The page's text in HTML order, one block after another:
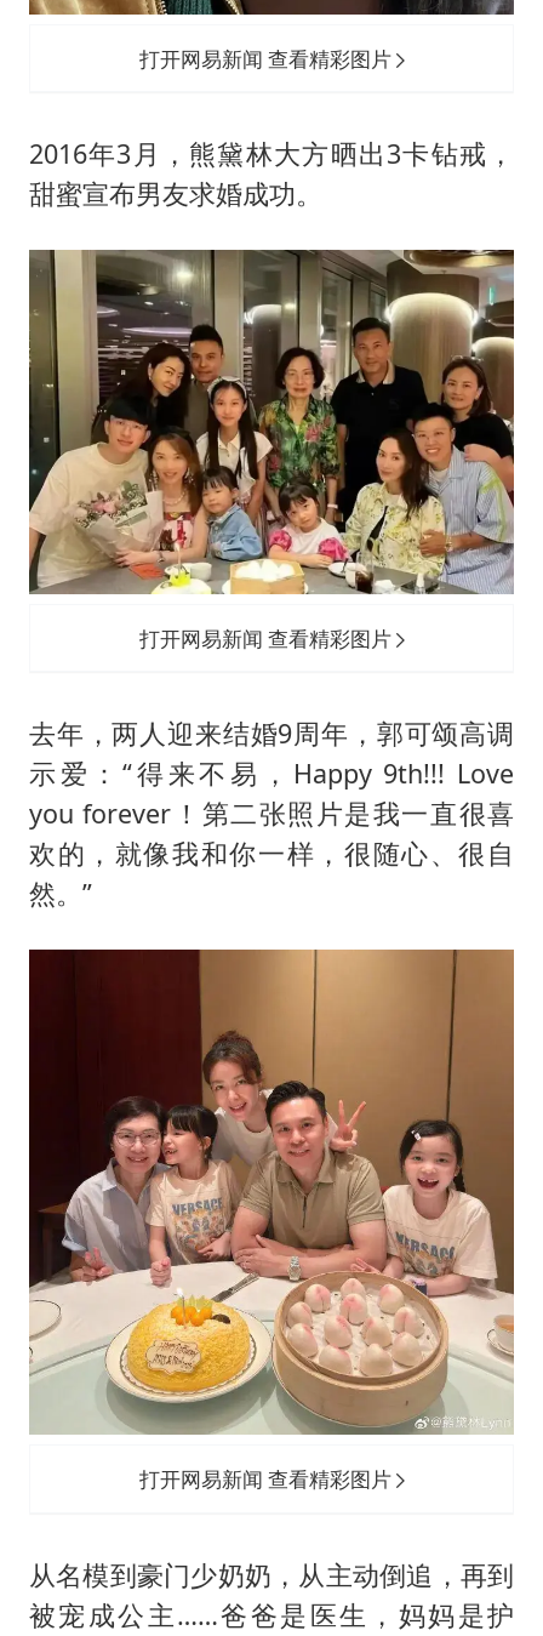
打开网易新闻 查看精彩图片
2016年3月，熊黛林大方晒出3卡钻戒，
甜蜜宣布男友求婚成功。
打开网易新闻 查看精彩图片
去年，两人迎来结婚9周年，郭可颂高调
示爱：“得来不易，Happy 9th!!! Love
you forever！第二张照片是我一直很喜
欢的，就像我和你一样，很随心、很自
然。”
打开网易新闻 查看精彩图片
从名模到豪门少奶奶，从主动倒追，再到
被宠成公主……爸爸是医生，妈妈是护